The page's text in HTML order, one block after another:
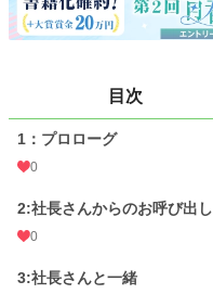
お気に入り 24
7,608
更新日時
初回公開日時
初回完結日時 2017.03.08 22:00
週間ポイント
月間ポイント 21 pt (99,984 位)
目次
1：プロローグ
0
2:社長さんからのお呼び出し
0
3:社長さんと一緒